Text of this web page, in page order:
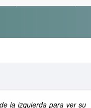
la izquierda para ver su